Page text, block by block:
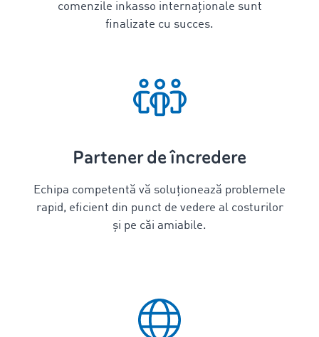
comenzile inkasso internaționale sunt
finalizate cu succes.
Partener de încredere
Echipa competentă vă soluționează problemele
rapid, eficient din punct de vedere al costurilor
și pe căi amiabile.